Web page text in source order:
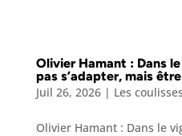
Olivier Hamant : Dans
pas s’adapter, mais
Juil 26, 2026| Les
Olivier Hamant : Dans le